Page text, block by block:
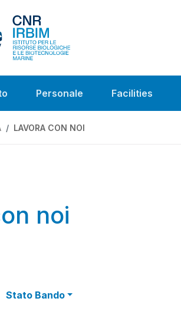
Personale Facilities
LAVORA CON NOI
noi
Stato Bando